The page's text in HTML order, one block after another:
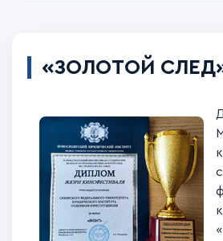
«ЗОЛОТОЙ